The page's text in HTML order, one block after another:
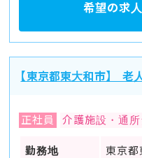
希望の求
【東京都東大和市】 老
正社員 介護施設・通
勤務地 東京